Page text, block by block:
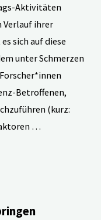
Aktivitäten
Verlauf ihrer
sich auf diese
unter Schmerzen
Betroffenen,
(kurz:
…